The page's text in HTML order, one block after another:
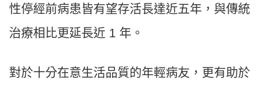
性停經前病患皆有望存活長達近五年，與傳統
治療相比更延長近 1 年。
對於十分在意生活品質的年輕病友，更有助於